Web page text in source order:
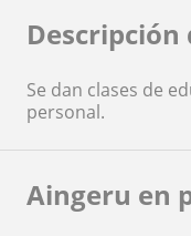
Se dan clases de
personal.
Aingeru en